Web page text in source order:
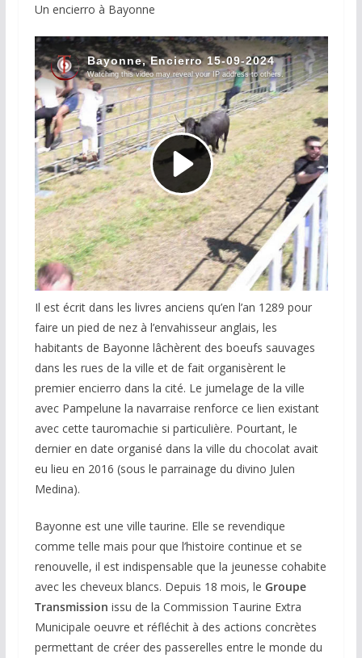
Un encierro à Bayonne
Il est écrit dans les livres anciens qu’en l’an 1289 pour
faire un pied de nez à l’envahisseur anglais, les
habitants de Bayonne lâchèrent des boeufs sauvages
dans les rues de la ville et de fait organisèrent le
premier encierro dans la cité. Le jumelage de la ville
avec Pampelune la navarraise renforce ce lien existant
avec cette tauromachie si particulière. Pourtant, le
dernier en date organisé dans la ville du chocolat avait
eu lieu en 2016 (sous le parrainage du divino Julen
Medina).
Bayonne est une ville taurine. Elle se revendique
comme telle mais pour que l’histoire continue et se
renouvelle, il est indispensable que la jeunesse cohabite
avec les cheveux blancs. Depuis 18 mois, le Groupe
Transmission issu de la Commission Taurine Extra
Municipale oeuvre et réfléchit à des actions concrètes
permettant de créer des passerelles entre le monde du